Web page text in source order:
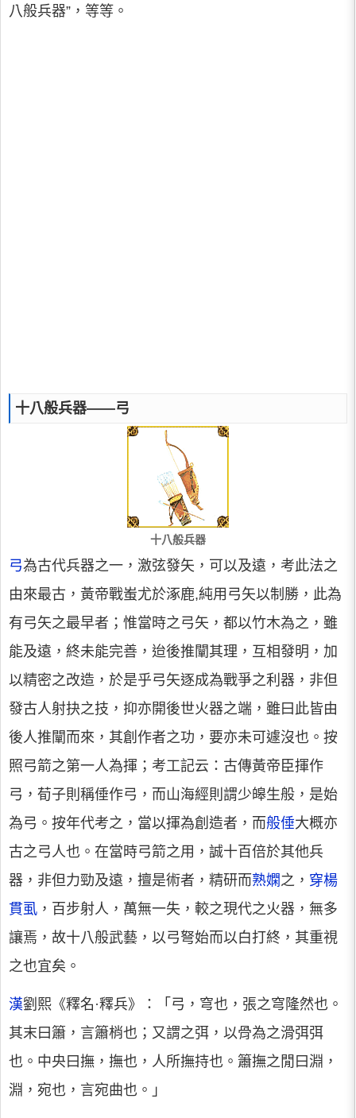
八般兵器”，等等。
十八般兵器——弓
十八般兵器
弓為古代兵器之一，激弦發矢，可以及遠，考此法之
由來最古，黃帝戰蚩尤於涿鹿,純用弓矢以制勝，此為
有弓矢之最早者；惟當時之弓矢，都以竹木為之，雖
能及遠，終未能完善，迨後推闡其理，互相發明，加
以精密之改造，於是乎弓矢逐成為戰爭之利器，非但
發古人射抉之技，抑亦開後世火器之端，雖曰此皆由
後人推闡而來，其創作者之功，要亦未可遽沒也。按
照弓箭之第一人為揮；考工記云：古傳黃帝臣揮作
弓，荀子則稱倕作弓，而山海經則謂少皞生般，是始
為弓。按年代考之，當以揮為創造者，而般倕大概亦
古之弓人也。在當時弓箭之用，誠十百倍於其他兵
器，非但力勁及遠，擅是術者，精研而熟嫻之， 穿楊
貫虱 ，百步射人，萬無一失，較之現代之火器，無多
讓焉，故十八般武藝，以弓弩始而以白打終，其重視
之也宜矣。
漢劉熙《釋名·釋兵》：「弓，穹也，張之穹隆然也。
其末曰簫，言簫梢也；又謂之弭，以骨為之滑弭弭
也。中央曰撫，撫也，人所撫持也。簫撫之閒曰淵，
淵，宛也，言宛曲也。」